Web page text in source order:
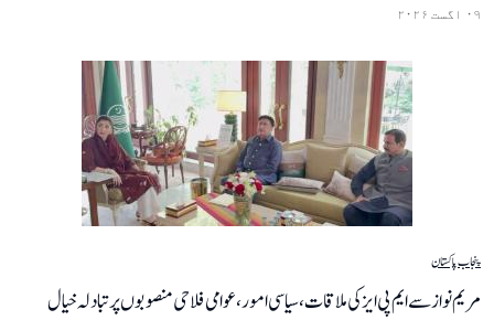
۰۹ اگست ۲۰۲۶
پنجابپاکستان
مریم نواز سے ایم پی ایز کی ملاقات، سیاسی امور، عوامی فلاحی منصوبوں پر تبادلہ خیال